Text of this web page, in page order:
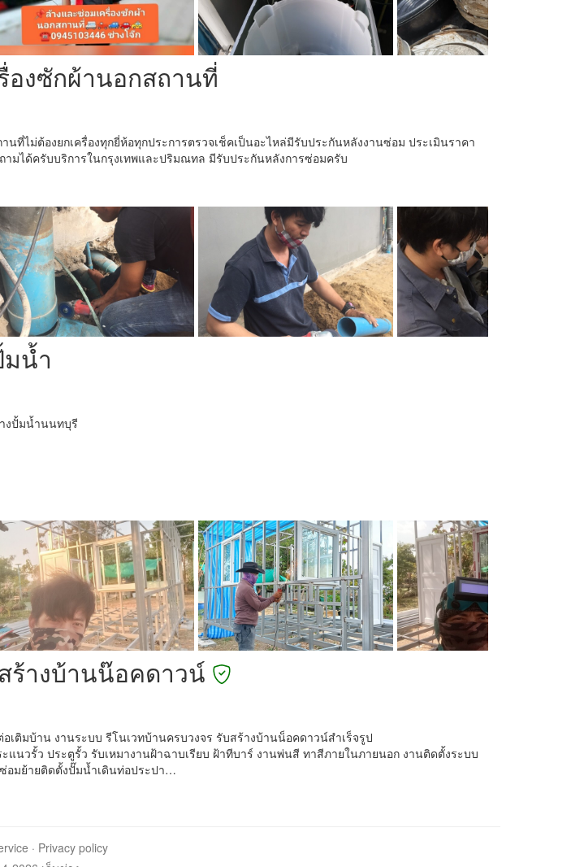
องซักผ้านอกสถานที่
นที่ไม่ต้องยกเครื่องทุกยี่ห้อทุกประการตรวจเช็คเป็นอะไหล่มีรับประกันหลังงานซ่อม ประเมินราคา
มได้ครับบริการในกรุงเทพและปริมณทล มีรับประกัน​หลัง​การ​ซ่อม​ครับ
น้ำ
งปั้มน้ำนนทบุรี
ร้างบ้านน๊อค​ดาวน์
เติมบ้าน งานระบบ รีโนเวทบ้านครบวงจร รับสร้างบ้านน็อคดาวน์สำเร็จรูป
แนวรั้ว​ ประตูรั้ว รับเหมางานฝ้าฉาบเรียบ ฝ้าทีบาร์ งานพ่นสี ทาสีภายในภายนอก งานติดตั้งระบบ
อมย้ายติดตั้งปั๊มน้ำเดินท่อประปา​…
· Privacy policy